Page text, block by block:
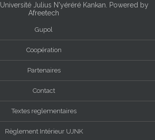
Gupol
Coopération
Partenaires
Contact
Textes reglementaires
Règlement Intérieur UJNK
Université Julius N'yéréré Kankan . Powered by
Afreetech